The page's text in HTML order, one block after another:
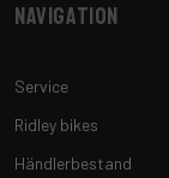
Navigation
Service
Ridley bikes
Händlerbestand